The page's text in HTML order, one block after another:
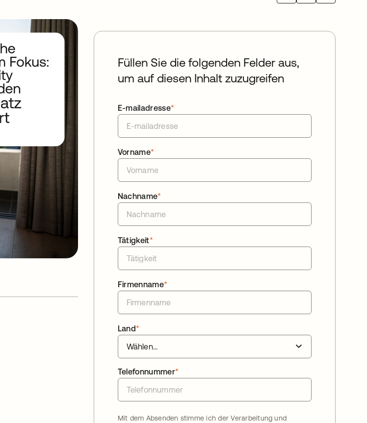
Füllen Sie die folgenden Felder aus,
um auf diesen Inhalt zuzugreifen
*
E-mailadresse
*
Vorname
*
Nachname
*
Tätigkeit
*
Firmenname
*
Land
*
Telefonnummer
Mit dem Absenden stimme ich der Verarbeitung und